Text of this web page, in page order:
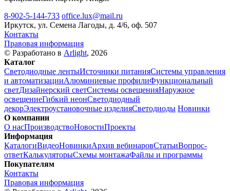
8-902-5-144-733 office.lux@mail.ru
Иркутск, ул. Семена Лагоды, д. 4/6, оф. 507
Контакты
Правовая информация
© Разработано в Arlight, 2026
Каталог
Светодиодные лентыИсточники питанияСистемы управления
и автоматизацииАлюминиевые профилиФункциональный
светДизайнерский светСистемы освещенияНаружное
освещениеГибкий неонСветодиодный
декорЭлектроустановочные изделияСветодиоды Новинки
О компании
О насПроизводствоНовостиПроекты
Информация
КаталогиВидеоНовинкиАрхив вебинаровСтатьиВопрос-
ответКалькуляторыСхемы монтажаФайлы и программы
Покупателям
Контакты
Правовая информация